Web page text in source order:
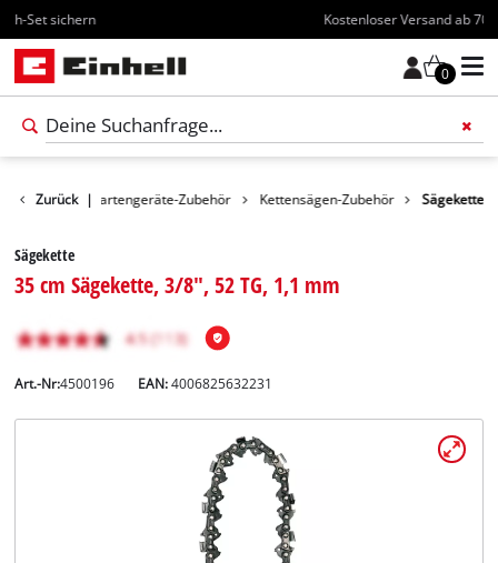
Kostenloser Versand ab 70€
0
Zurück |
Zubehör Gartengeräte-Zubehör Kettensägen-Zubehör Sägekette
Sägekette
35 cm Sägekette, 3/8", 52 TG, 1,1 mm
Art.-Nr:4500196 EAN:4006825632231